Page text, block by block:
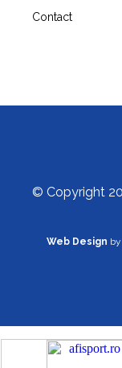
Contact
© Copyright
Web Design